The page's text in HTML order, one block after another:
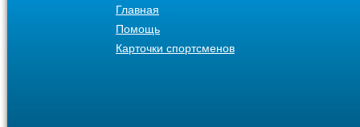
Главная
Помощь
Карточки спортсменов